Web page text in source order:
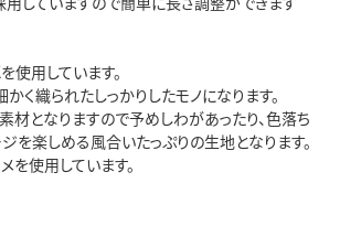
使用しています。
く織られたしっかりしたモノになります。
材となりますので予めしわがあったり、色落ち
を楽しめる風合いたっぷりの生地となります。
を使用しています。